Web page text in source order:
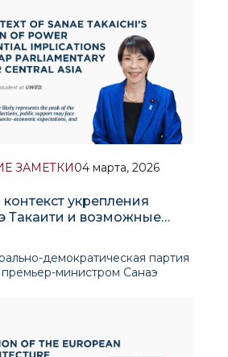
Переход к новому
усилением дискуссий
ЗАМЕТКИ04 марта, 2026
укрепления
Такаити и возможные
для Центральной Азии
демократическая партия
министром Санаэ